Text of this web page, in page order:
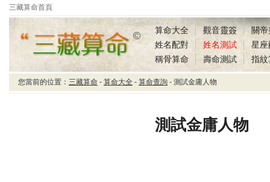
三藏算命首頁
三藏算命測試金庸人物
算命大全 觀音靈簽
關
姓名配對
姓名測試
星座
稱骨算命
壽命測試 指紋
您當前的位置： 三藏算命 - 算命大全 - 算命查詢 - 測試金庸人物
測試金庸人物